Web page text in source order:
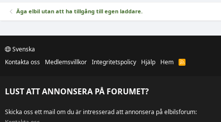
Äga elbil utan att ha tillgång till egen laddare.
Svenska
Kontakta oss
Medlemsvillkor Integritetspolicy Hjälp Hem
R
S
LUST ATT ANNONSERA PÅ FORUMET?
Skicka oss ett mail om du är intresserad att annonsera på elbilsforum: